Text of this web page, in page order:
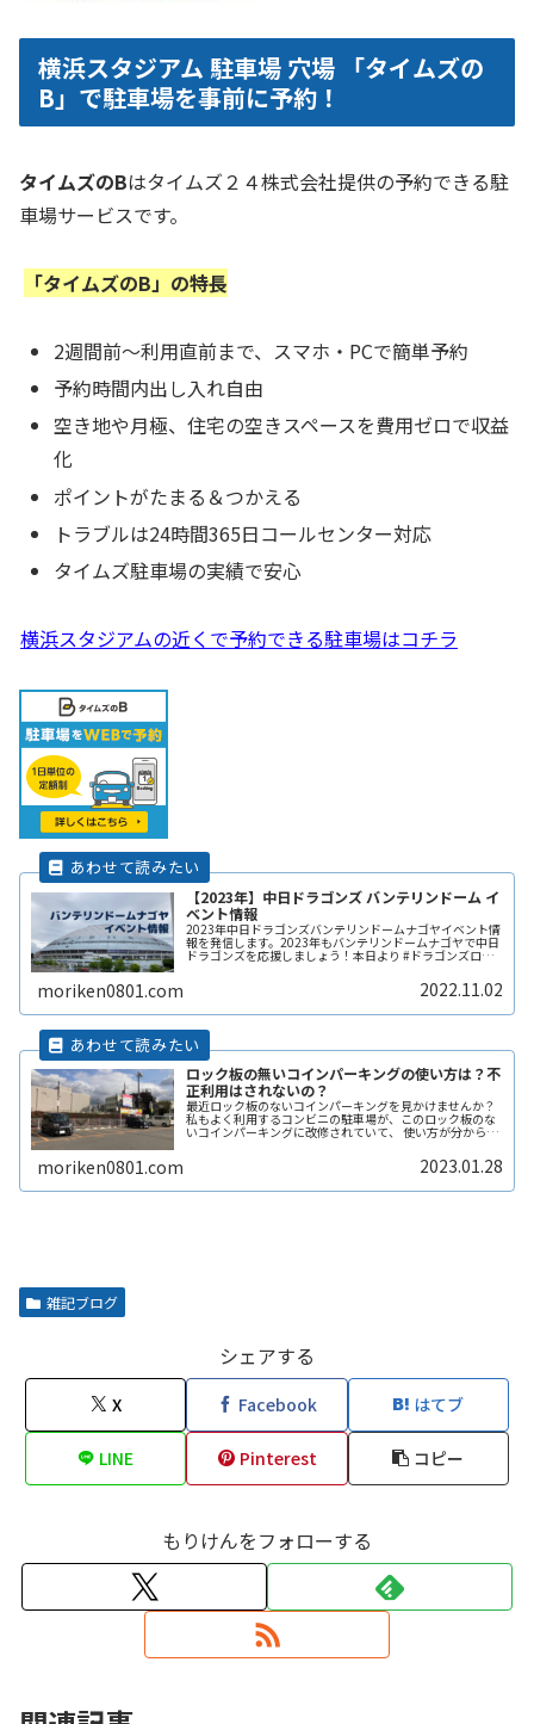
横浜スタジアム 駐車場 穴場 「タイムズの
B」で駐車場を事前に予約！
タイムズのBはタイムズ２４株式会社提供の予約できる駐
車場サービスです。
「タイムズのB」の特長
2週間前～利用直前まで、スマホ・PCで簡単予約
予約時間内出し入れ自由
空き地や月極、住宅の空きスペースを費用ゼロで収益
化
ポイントがたまる＆つかえる
トラブルは24時間365日コールセンター対応
タイムズ駐車場の実績で安心
横浜スタジアムの近くで予約できる駐車場はコチラ
【2023年】中日ドラゴンズ バンテリンドーム イ
ベント情報
2023年中日ドラゴンズバンテリンドームナゴヤイベント情
報を発信します。2023年もバンテリンドームナゴヤで中日
ドラゴンズを応援しましょう！本日より #ドラゴンズロー
moriken0801.com 2022.11.02
ロック板の無いコインパーキングの使い方は？不
正利用はされないの？
最近ロック板のないコインパーキングを見かけませんか？
私もよく利用するコンビニの駐車場が、このロック板のな
いコインパーキングに改修されていて、 使い方が分からず
ク板のないコインパーキングの使い方や、ロック板がない
と不正に使われないの？などその辺りも含めて解説しま
moriken0801.com 2023.01.28
雑記ブログ
シェアする
X Facebook はてブ
LINE Pinterest コピー
もりけんをフォローする